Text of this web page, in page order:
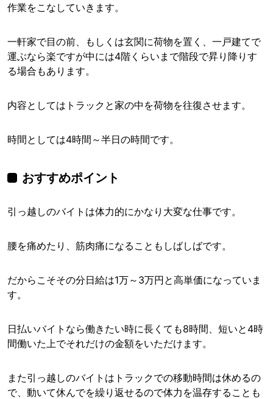
作業をこなしていきます。
一軒家で目の前、もしくは玄関に荷物を置く、一戸建てで
運ぶなら楽ですが中には4階くらいまで階段で昇り降りす
る場合もあります。
内容としてはトラックと家の中を荷物を往復させます。
時間としては4時間～半日の時間です。
おすすめポイント
引っ越しのバイトは体力的にかなり大変な仕事です。
腰を痛めたり、筋肉痛になることもしばしばです。
だからこそその分日給は1万～3万円と高単価になっていま
す。
日払いバイトなら働きたい時に長くても8時間、短いと4時
間働いた上でそれだけの金額をいただけます。
また引っ越しのバイトはトラックでの移動時間は休めるの
で、動いて休んでを繰り返せるので体力を温存することも